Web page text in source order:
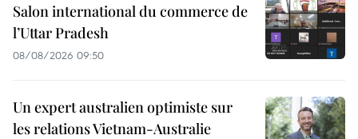
Salon international du commerce de
l’Uttar Pradesh
08/08/2026 09:50
Un expert australien optimiste sur
les relations Vietnam-Australie